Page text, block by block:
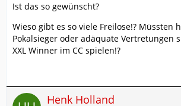
Ist das so gewünscht?
Wieso gibt es so viele Freilose!? Müssten
Pokalsieger oder adäquate Vertretungen
XXL Winner im CC spielen!?
Henk Holland